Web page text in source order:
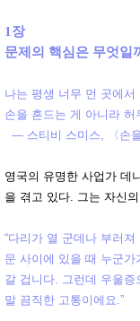
이미선의 그리스 신화 읽기
황주리의 그림소설 ‘네버랜
유토피아/디스토피아 문학 이
정윤수의 ‘서문이라도 읽자’
정여울의 ‘고전 캐릭터 열전’
1장
문제의 핵심은 무엇일
나는 평생 너무 먼 곳에서
손을 흔드는 게 아니라 허
― 스티비 스미스, 〈손
영국의 유명한 사업가 데
을 겪고 있다. 그는 자신
“다리가 열 군데나 부러
문 사이에 있을 때 누군
갈 겁니다. 그런데 우울
말 끔직한 고통이에요.”